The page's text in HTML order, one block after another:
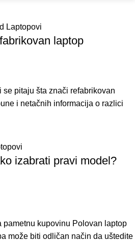
Laptopovi
laptop
pitaju šta znači refabrikovan
i netačnih informacija o razlici
izabrati pravi model?
pametnu kupovinu Polovan laptop
može biti odličan način da uštedite